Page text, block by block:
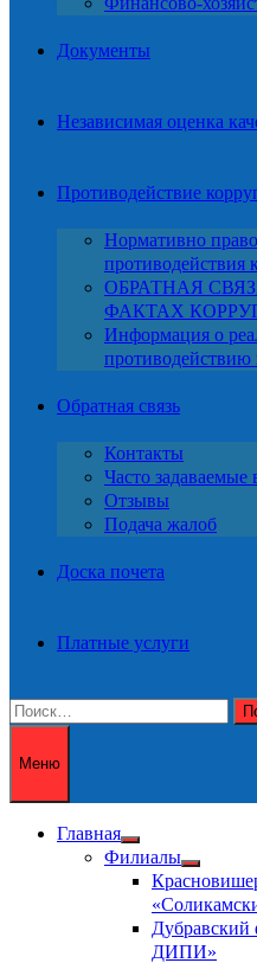
Документы
Независимая оценка
Противодействие
Нормативно
противодействия
ОБРАТНАЯ
ФАКТАХ
Информация о
противодействию
Обратная связь
Контакты
Часто задаваемые
Отзывы
Подача жалоб
Доска почета
Платные услуги
Найти:
Меню
Главная
Показать
подменю
Филиалы
Показать
подменю
ДИПИ»